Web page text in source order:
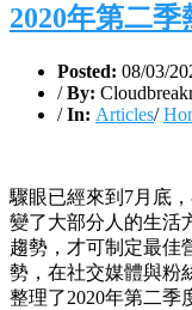
2020年第二
Posted: 08/03/
/ By:
/ In: Articles/
驟眼已經來到7月底
變了大部分人的生活
趨勢，才可制定最佳
勢，在社交媒體與粉
整理了2020年第二季